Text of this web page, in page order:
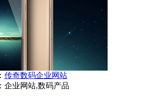
传奇数码企业网站
企业网站,数码产品